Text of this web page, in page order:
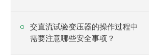
交直流试验变压器的操作过程中
需要注意哪些安全事项？